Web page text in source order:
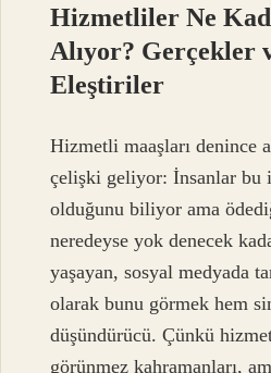
Hizmetliler Ne
Alıyor? Gerçekler
Eleştiriler
Hizmetli maaşları denince
çelişki geliyor: İnsanlar bu
olduğunu biliyor ama
neredeyse yok denecek
yaşayan, sosyal medyada
olarak bunu görmek hem
düşündürücü. Çünkü
görünmez kahramanları,